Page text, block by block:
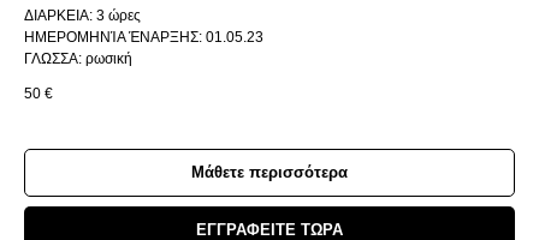
ΔΙΑΡΚΕΙΑ: 3 ώρες
ΗΜΕΡΟΜΗΝΊΑ ΈΝΑΡΞΗΣ: 01.05.23
ΓΛΩΣΣΑ: ρωσική
50 €
Μάθετε περισσότερα
ΕΓΓΡΑΦΕΙΤΕ ΤΩΡΑ